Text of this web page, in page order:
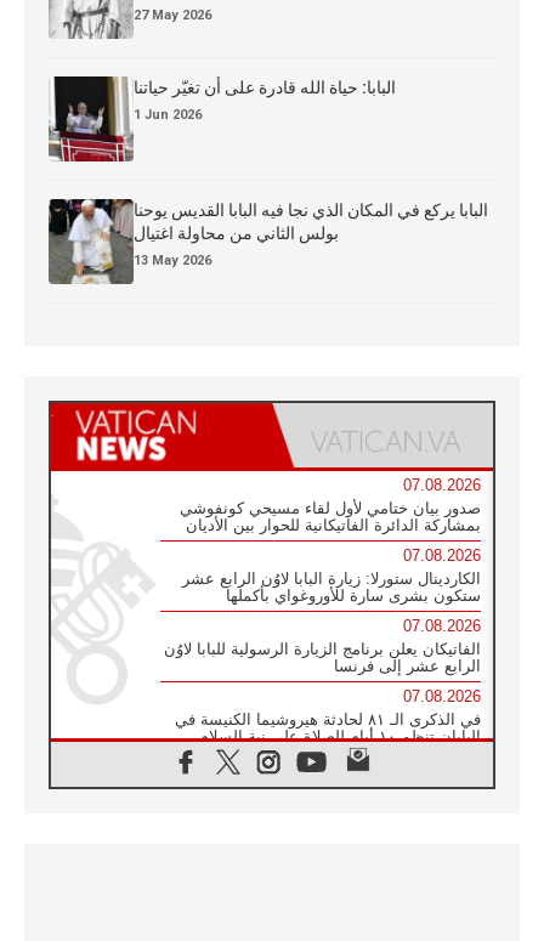
27 May 2026
البابا: حياة الله قادرة على أن تغيّر حياتنا
1 Jun 2026
البابا يركع في المكان الذي نجا فيه البابا القديس يوحنا
بولس الثاني من محاولة اغتيال
13 May 2026
07.08.2026
صدور بيان ختامي لأول لقاء مسيحي كونفوشي
بمشاركة الدائرة الفاتيكانية للحوار بين الأديان
07.08.2026
الكاردينال ستورلا: زيارة البابا لاوُن الرابع عشر
ستكون بشرى سارة للأوروغواي بأكملها
07.08.2026
الفاتيكان يعلن برنامج الزيارة الرسولية للبابا لاوُن
الرابع عشر إلى فرنسا
07.08.2026
في الذكرى الـ ٨١ لحادثة هيروشيما الكنيسة في
اليابان تنظم ١٠ أيام للصلاة على نية السلام
الكنيسة في الأوروغواي: زيارة البابا ستعزز